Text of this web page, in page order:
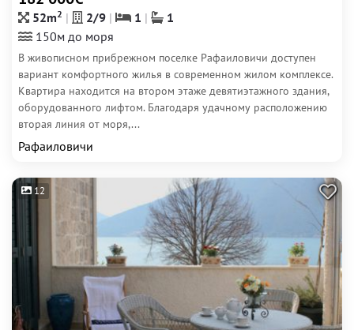
52m2 2/9 1
1
150м до моря
В живописном прибрежном поселке Рафаиловичи доступен
вариант комфортного жилья в современном жилом комплексе.
Квартира находится на втором этаже девятиэтажного здания,
оборудованного лифтом. Благодаря удачному расположению
вторая линия от моря,...
Рафаиловичи
12